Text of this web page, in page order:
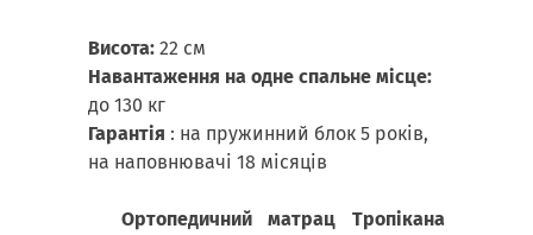
Висота: 22 см
Навантаження на одне спальне місце:
до 130 кг
Гарантія : на пружинний блок 5 років,
на наповнювачі 18 місяців
Ортопедичний матрац Тропікана